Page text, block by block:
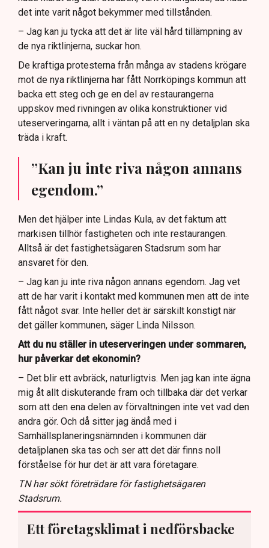
det inte varit något bekymmer med tillstånden.
– Jag kan ju tycka att det är lite väl hård tillämpning av
de nya riktlinjerna, suckar hon.
De kraftiga protesterna från många av stadens krögare
mot de nya riktlinjerna har fått Norrköpings kommun att
backa ett steg och ge en del av restaurangerna
uppskov med rivningen av olika konstruktioner vid
uteserveringarna, allt i väntan på att en ny detaljplan ska
träda i kraft.
”Kan ju inte riva någon annans
egendom.”
Men det hjälper inte Lindas Kula, av det faktum att
markisen tillhör fastigheten och inte restaurangen.
Alltså är det fastighetsägaren Stadsrum som har
ansvaret för den.
– Jag kan ju inte riva någon annans egendom. Jag vet
att de har varit i kontakt med kommunen men att de inte
fått något svar. Inte heller det är särskilt konstigt när
det gäller kommunen, säger Linda Nilsson.
Att du nu ställer in uteserveringen under sommaren,
hur påverkar det ekonomin?
– Det blir ett avbräck, naturligtvis. Men jag kan inte ägna
mig åt allt diskuterande fram och tillbaka där det verkar
som att den ena delen av förvaltningen inte vet vad den
andra gör. Och då sitter jag ändå med i
Samhällsplaneringsnämnden i kommunen där
detaljplanen ska tas och ser att det där finns noll
förståelse för hur det är att vara företagare.
TN har sökt företrädare för fastighetsägaren
Stadsrum.
Ett företagsklimat i nedförsbacke